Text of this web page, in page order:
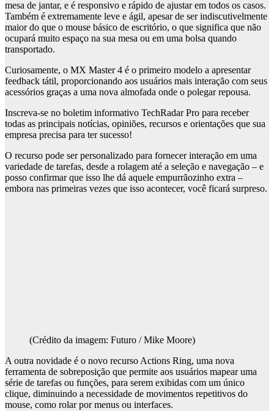
mesa de jantar, e é responsivo e rápido de ajustar em todos os casos.
Também é extremamente leve e ágil, apesar de ser indiscutivelmente
maior do que o mouse básico de escritório, o que significa que não
ocupará muito espaço na sua mesa ou em uma bolsa quando
transportado.
Curiosamente, o MX Master 4 é o primeiro modelo a apresentar
feedback tátil, proporcionando aos usuários mais interação com seus
acessórios graças a uma nova almofada onde o polegar repousa.
Inscreva-se no boletim informativo TechRadar Pro para receber
todas as principais notícias, opiniões, recursos e orientações que sua
empresa precisa para ter sucesso!
O recurso pode ser personalizado para fornecer interação em uma
variedade de tarefas, desde a rolagem até a seleção e navegação – e
posso confirmar que isso lhe dá aquele empurrãozinho extra –
embora nas primeiras vezes que isso acontecer, você ficará surpreso.
(Crédito da imagem: Futuro / Mike Moore)
A outra novidade é o novo recurso Actions Ring, uma nova
ferramenta de sobreposição que permite aos usuários mapear uma
série de tarefas ou funções, para serem exibidas com um único
clique, diminuindo a necessidade de movimentos repetitivos do
mouse, como rolar por menus ou interfaces.